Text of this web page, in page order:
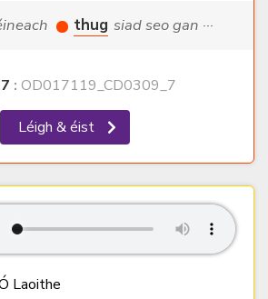
thug siad seo gan ···
: OD017119_CD0309_7
Léigh & éist
Laoithe